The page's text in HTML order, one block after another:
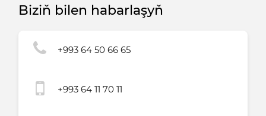
Biziň bilen habarlaşyň
+993 64 50 66 65
+993 64 11 70 11